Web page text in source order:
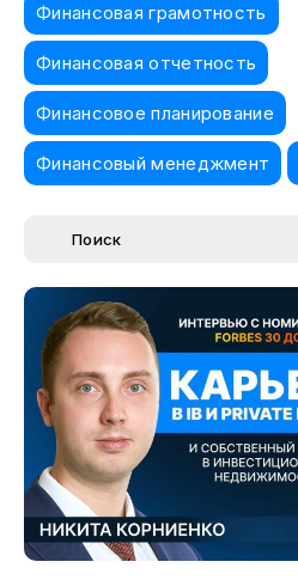
Финансовая грамотность
Финансовая отчетность
Финансовое планирование
Финансовый менеджмент